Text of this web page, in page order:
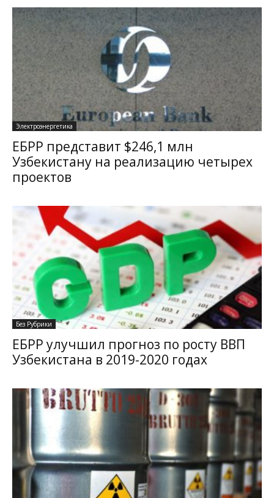
Электроэнергетика
ЕБРР представит $246,1 млн
Узбекистану на реализацию четырех
проектов
Без Рубрики
ЕБРР улучшил прогноз по росту ВВП
Узбекистана в 2019-2020 годах